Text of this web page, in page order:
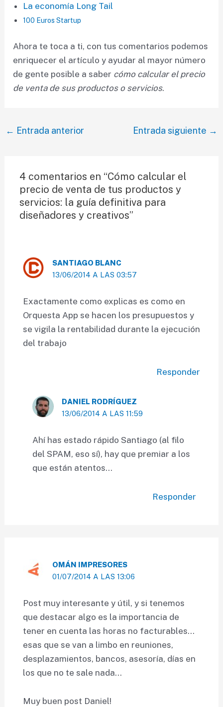
La economía Long Tail
100 Euros Startup
Ahora te toca a ti, con tus comentarios podemos
enriquecer el artículo y ayudar al mayor número
de gente posible a saber cómo calcular el precio
de venta de sus productos o servicios.
Navegación
← Entrada anterior Entrada siguiente →
4 comentarios en “Cómo calcular el
precio de venta de tus productos y
servicios: la guía definitiva para
diseñadores y creativos”
SANTIAGO BLANC
13/06/2014 A LAS 03:57
Exactamente como explicas es como en
Orquesta App se hacen los presupuestos y
se vigila la rentabilidad durante la ejecución
del trabajo
Responder
DANIEL RODRÍGUEZ
13/06/2014 A LAS 11:59
Ahí has estado rápido Santiago (al filo
del SPAM, eso sí), hay que premiar a los
que están atentos…
Responder
OMÁN IMPRESORES
01/07/2014 A LAS 13:06
Post muy interesante y útil, y si tenemos
que destacar algo es la importancia de
tener en cuenta las horas no facturables…
esas que se van a limbo en reuniones,
desplazamientos, bancos, asesoría, días en
los que no te sale nada…
Muy buen post Daniel!